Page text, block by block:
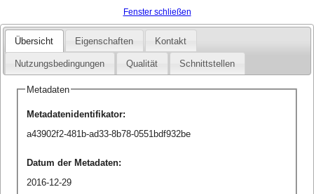
Fenster schließen
Übersicht Eigenschaften Kontakt
Nutzungsbedingungen Qualität Schnittstellen
Metadaten
Metadatenidentifikator:
a43902f2-481b-ad33-8b78-0551bdf932be
Datum der Metadaten:
2016-12-29